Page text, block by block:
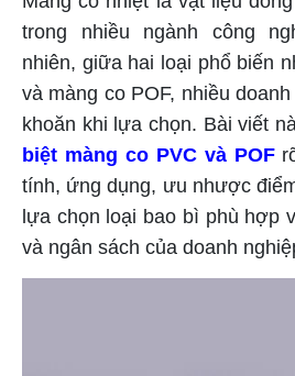
trong nhiều ngành công
nhiên, giữa hai loại phổ biến
và màng co POF, nhiều
khoăn khi lựa chọn. Bài viết
biệt màng co PVC và POF
tính, ứng dụng, ưu nhược
lựa chọn loại bao bì phù hợp
và ngân sách của doanh